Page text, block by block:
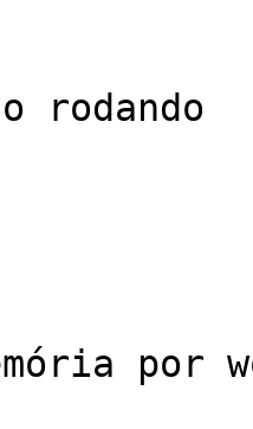
rodando
por